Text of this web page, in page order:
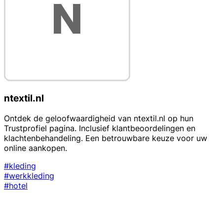
ntextil.nl
Ontdek de geloofwaardigheid van ntextil.nl op hun
Trustprofiel pagina. Inclusief klantbeoordelingen en
klachtenbehandeling. Een betrouwbare keuze voor uw
online aankopen.
#kleding
#werkkleding
#hotel